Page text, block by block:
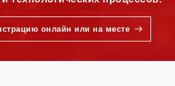
онлайн или на месте